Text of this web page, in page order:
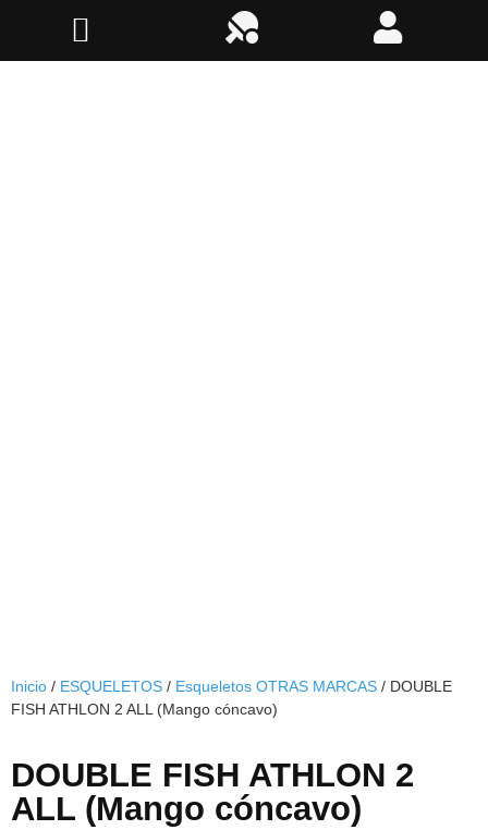
Inicio / ESQUELETOS / Esqueletos OTRAS MARCAS / DOUBLE
FISH ATHLON 2 ALL (Mango cóncavo)
DOUBLE FISH ATHLON 2
ALL (Mango cóncavo)